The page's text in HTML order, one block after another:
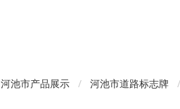
河池市产品展示 河池市道路标志牌